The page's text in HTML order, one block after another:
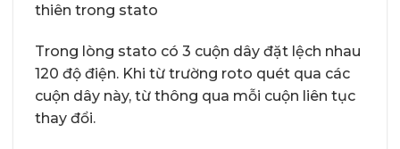
thiên trong stato
Trong lòng stato có 3 cuộn dây đặt lệch nhau
120 độ điện. Khi từ trường roto quét qua các
cuộn dây này, từ thông qua mỗi cuộn liên tục
thay đổi.